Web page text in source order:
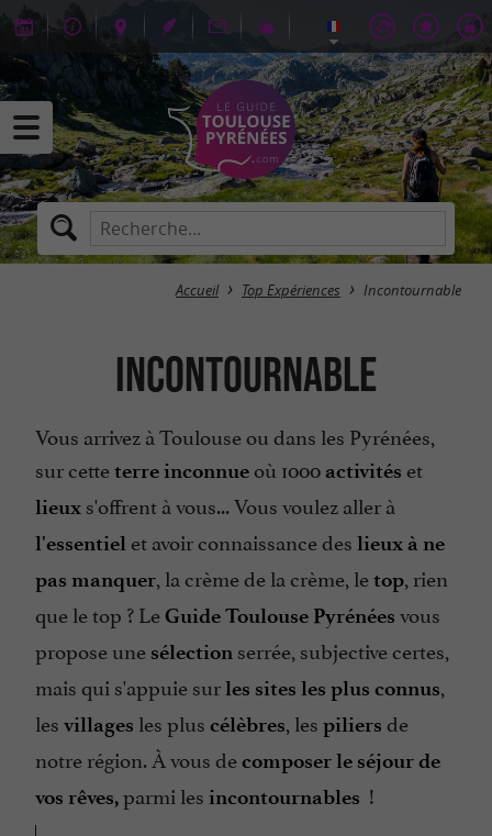
Accueil Top Expériences Incontournable
Incontournable
Vous arrivez à Toulouse ou dans les Pyrénées,
sur cetteterre inconnue où 1000 activités et
lieux s'offrent à vous... Vous voulez aller à
l'essentiel et avoir connaissance des lieux à ne
pas manquer, la crème de la crème, letop, rien
que le top ? LeGuide Toulouse Pyrénées vous
propose une sélection serrée, subjective certes,
mais qui s'appuie surles sites les plus connus,
les villages les plus célèbres, les piliers de
notre région. À vous decomposer le séjour de
vos rêves,parmi les incontournables !